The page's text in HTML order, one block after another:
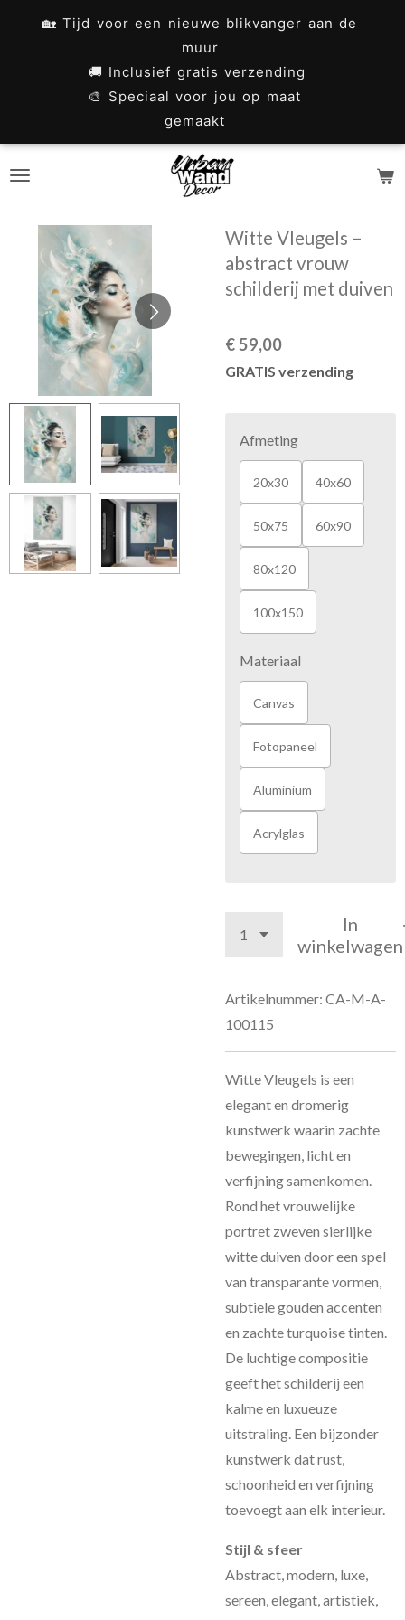
🏡 Tijd voor een nieuwe blikvanger aan de
muur
🚚 Inclusief gratis verzending
🎨 Speciaal voor jou op maat
gemaakt
Witte Vleugels –
abstract vrouw
schilderij met duiven
€ 59,00
GRATIS verzending
Afmeting
20x30 40x60
50x75 60x90
80x120
100x150
Materiaal
Canvas
Fotopaneel
Aluminium
Acrylglas
In
winkelwagen
Artikelnummer: CA-M-A-
100115
Witte Vleugels is een
elegant en dromerig
kunstwerk waarin zachte
bewegingen, licht en
verfijning samenkomen.
Rond het vrouwelijke
portret zweven sierlijke
witte duiven door een spel
van transparante vormen,
subtiele gouden accenten
en zachte turquoise tinten.
De luchtige compositie
geeft het schilderij een
kalme en luxueuze
uitstraling. Een bijzonder
kunstwerk dat rust,
schoonheid en verfijning
toevoegt aan elk interieur.
Stijl & sfeer
Abstract, modern, luxe,
sereen, elegant, artistiek,